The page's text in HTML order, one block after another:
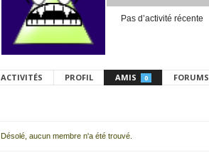
Pas d’activité récente
ACTIVITÉS PROFIL AMIS 0 FORUMS
Désolé, aucun membre n'a été trouvé.